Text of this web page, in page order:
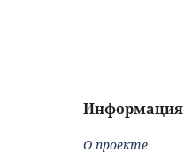
Информация
О проекте